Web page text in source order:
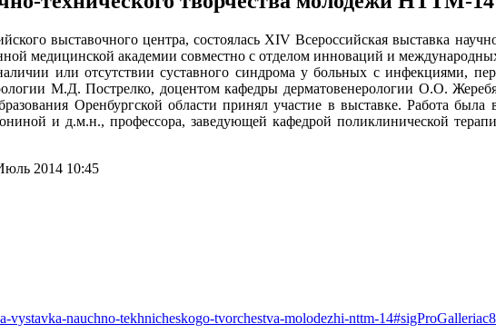
выставочного центра, состоялась XIV Всероссийская выставка
медицинской академии совместно с отделом инноваций и
или отсутствии суставного синдрома у больных с инфекциями,
М.Д. Пострелко, доцентом кафедры дерматовенерологии О.О.
Оренбургской области принял участие в выставке. Работа была
и д.м.н., профессора, заведующей кафедрой поликлинической
2014 10:45
nauchno-tekhnicheskogo-tvorchestva-molodezhi-nttm-